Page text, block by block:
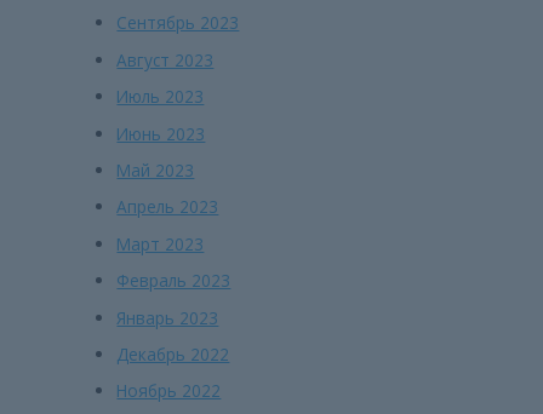
Сентябрь 2023
Август 2023
Июль 2023
Июнь 2023
Май 2023
Апрель 2023
Март 2023
Февраль 2023
Январь 2023
Декабрь 2022
Ноябрь 2022